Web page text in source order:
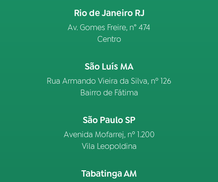
Rio de Janeiro RJ
Av. Gomes Freire, n° 474
Centro
São Luís MA
Rua Armando Vieira da Silva, nº 126
Bairro de Fátima
São Paulo SP
Avenida Mofarrej, nº 1.200
Vila Leopoldina
Tabatinga AM